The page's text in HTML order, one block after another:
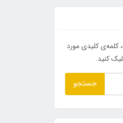
کلیدی مورد
کنید.
جستجو